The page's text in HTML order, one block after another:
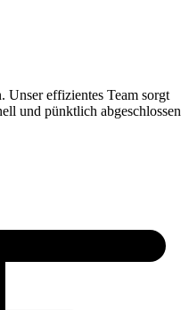
effizientes Team sorgt
und pünktlich abgeschlossen